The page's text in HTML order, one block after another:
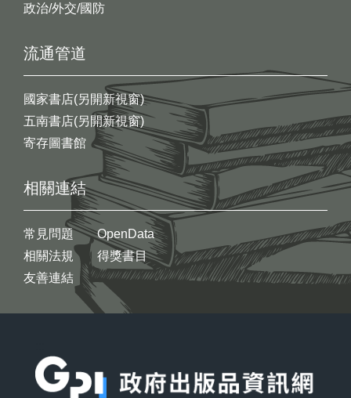
政治/外交/國防
流通管道
國家書店(另開新視窗)
五南書店(另開新視窗)
寄存圖書館
相關連結
常見問題
相關法規
友善連結
OpenData
得獎書目